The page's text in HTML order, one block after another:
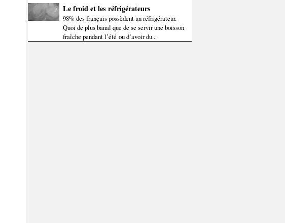
Le froid et les réfrigérateurs
98% des français possèdent un réfrigérateur.
Quoi de plus banal que de se servir une boisson
fraîche pendant l’été ou d’avoir du...